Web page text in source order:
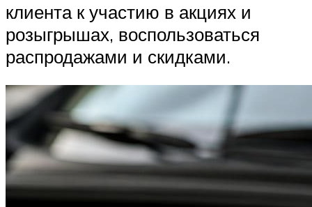
клиента к участию в акциях и
розыгрышах, воспользоваться
распродажами и скидками.